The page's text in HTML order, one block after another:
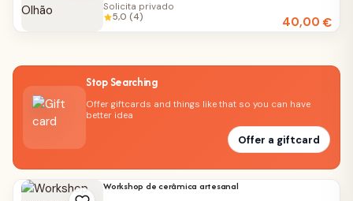
40,00€
Solicita privado
5,0 (4)
Stop Searching
Offer giftcards and things like that so you can have
better idea
Offer a giftcard
Workshop de cerâmica artesanal